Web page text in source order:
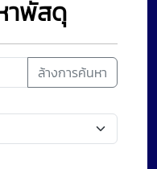
าพัสดุ
ล้างการค้นหา